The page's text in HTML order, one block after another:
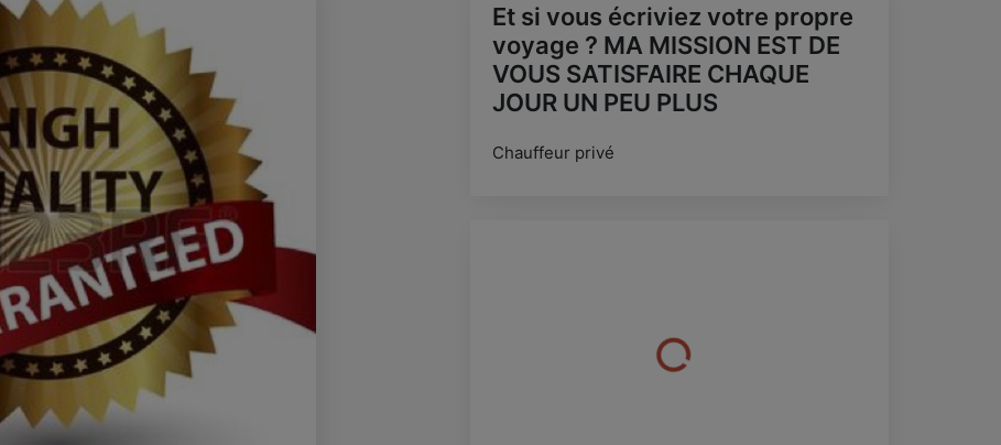
Et si vous écriviez votre propre
voyage ? MA MISSION EST DE
VOUS SATISFAIRE CHAQUE
JOUR UN PEU PLUS
Chauffeur privé